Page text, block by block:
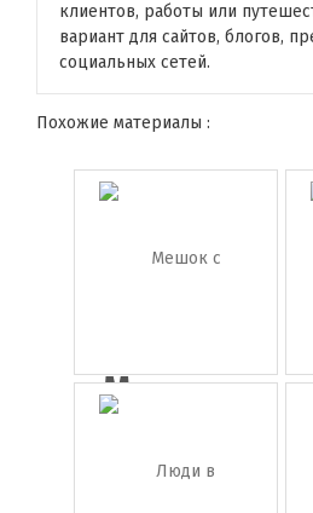
клиентов, работы или
вариант для сайтов, блогов,
социальных сетей.
Похожие материалы :
Мешок с
деньгами
...